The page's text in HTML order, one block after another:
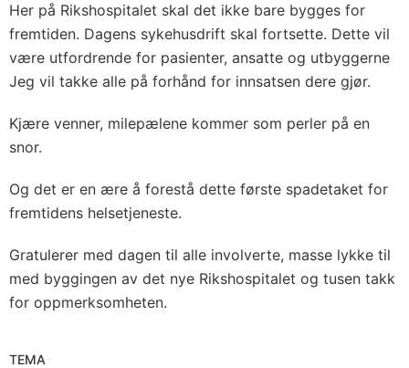
Her på Rikshospitalet skal det ikke bare bygges for
fremtiden. Dagens sykehusdrift skal fortsette. Dette vil
være utfordrende for pasienter, ansatte og utbyggerne
Jeg vil takke alle på forhånd for innsatsen dere gjør.
Kjære venner, milepælene kommer som perler på en
snor.
Og det er en ære å forestå dette første spadetaket for
fremtidens helsetjeneste.
Gratulerer med dagen til alle involverte, masse lykke til
med byggingen av det nye Rikshospitalet og tusen takk
for oppmerksomheten.
TEMA